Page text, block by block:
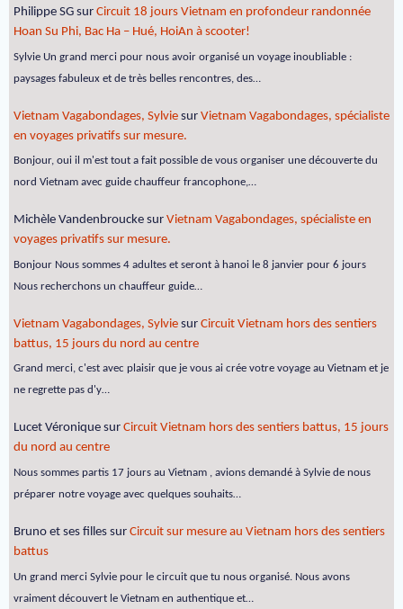
Philippe SG sur Circuit 18 jours Vietnam en profondeur randonnée
Hoan Su Phi, Bac Ha – Hué, HoiAn à scooter!
Sylvie Un grand merci pour nous avoir organisé un voyage inoubliable :
paysages fabuleux et de très belles rencontres, des…
Vietnam Vagabondages, Sylvie sur Vietnam Vagabondages, spécialiste
en voyages privatifs sur mesure.
Bonjour, oui il m'est tout a fait possible de vous organiser une découverte du
nord Vietnam avec guide chauffeur francophone,…
Michèle Vandenbroucke sur Vietnam Vagabondages, spécialiste en
voyages privatifs sur mesure.
Bonjour Nous sommes 4 adultes et seront à hanoi le 8 janvier pour 6 jours
Nous recherchons un chauffeur guide…
Vietnam Vagabondages, Sylvie sur Circuit Vietnam hors des sentiers
battus, 15 jours du nord au centre
Grand merci, c'est avec plaisir que je vous ai crée votre voyage au Vietnam et je
ne regrette pas d'y…
Lucet Véronique sur Circuit Vietnam hors des sentiers battus, 15 jours
du nord au centre
Nous sommes partis 17 jours au Vietnam , avions demandé à Sylvie de nous
préparer notre voyage avec quelques souhaits…
Bruno et ses filles sur Circuit sur mesure au Vietnam hors des sentiers
battus
Un grand merci Sylvie pour le circuit que tu nous organisé. Nous avons
vraiment découvert le Vietnam en authentique et…